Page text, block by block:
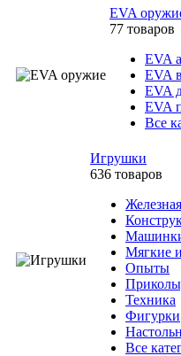
EVA
77 товаров
EVA
EVA
EVA
EVA
Все
Игрушки
636 товаров
Мягкие
Опыты
Техника
Фигурки
Все